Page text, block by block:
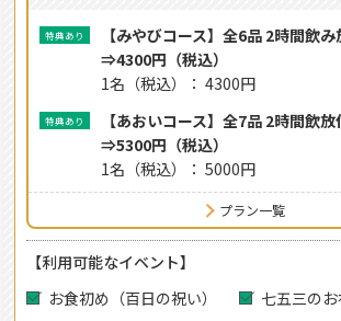
【みやびコース】全6品 2時間飲
⇒4300円（税込）
1名（税込）： 4300円
【あおいコース】全7品 2時間飲
⇒5300円（税込）
1名（税込）： 5000円
プラン一覧
【利用可能なイベント】
お食初め（百日の祝い）
七五三の